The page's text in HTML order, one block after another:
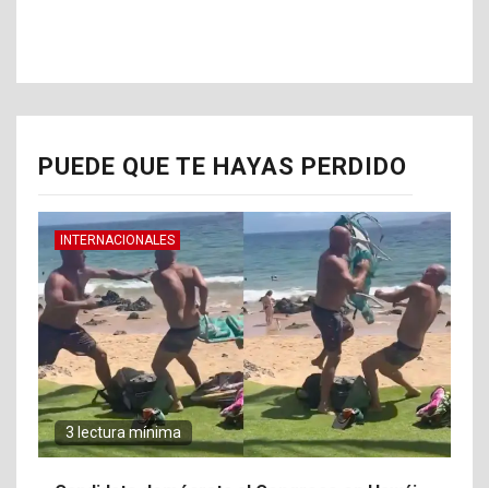
PUEDE QUE TE HAYAS PERDIDO
INTERNACIONALES
3 lectura mínima